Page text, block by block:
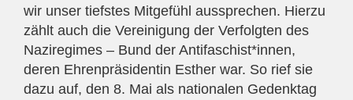
wir unser tiefstes Mitgefühl aussprechen. Hierzu
zählt auch die Vereinigung der Verfolgten des
Naziregimes – Bund der Antifaschist*innen,
deren Ehrenpräsidentin Esther war. So rief sie
dazu auf, den 8. Mai als nationalen Gedenktag